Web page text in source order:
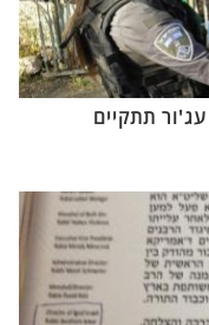
תתקיים